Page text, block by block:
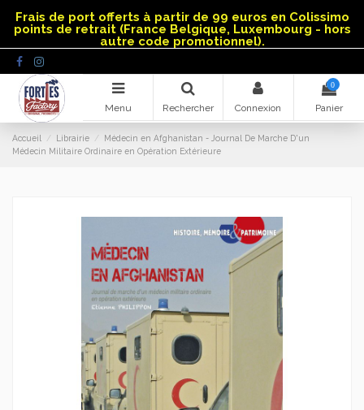
Frais de port offerts à partir de 99 euros en Colissimo
points de retrait (France Belgique, Luxembourg - hors
autre code promotionnel).
Menu Rechercher Connexion
0
Panier
Accueil Librairie
Médecin en Afghanistan - Journal De Marche D'un
Médecin Militaire Ordinaire en Opération Extérieure